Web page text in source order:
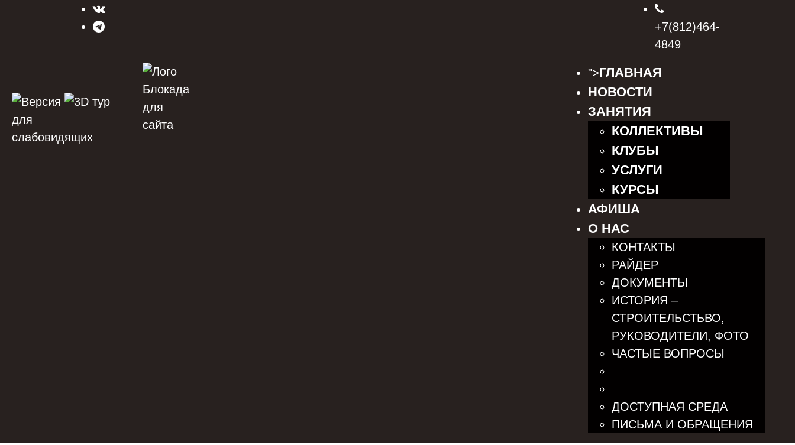
+7(812)464-
4849
">ГЛАВНАЯ
НОВОСТИ
ЗАНЯТИЯ
КОЛЛЕКТИВЫ
КЛУБЫ
УСЛУГИ
КУРСЫ
АФИША
О НАС
КОНТАКТЫ
РАЙДЕР
ДОКУМЕНТЫ
ИСТОРИЯ –
СТРОИТЕЛЬСТЬВО,
РУКОВОДИТЕЛИ, ФОТО
ЧАСТЫЕ ВОПРОСЫ
ДОСТУПНАЯ СРЕДА
ПИСЬМА И ОБРАЩЕНИЯ